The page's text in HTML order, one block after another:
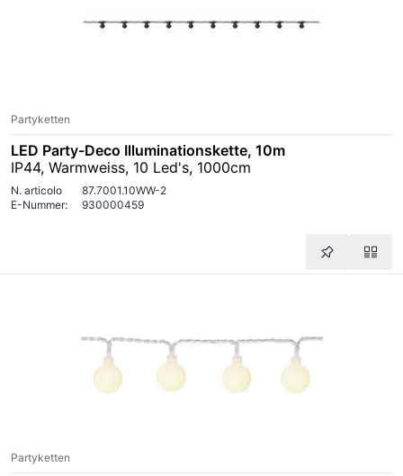
Partyketten
LED Party-Deco Illuminationskette, 10m
IP44, Warmweiss, 10 Led's, 1000cm
N. articolo
87.7001.10WW-2
E-Nummer:
930000459
Partyketten